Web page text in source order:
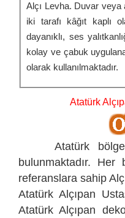
Alçı Levha. Duvar veya
iki tarafı kâğıt kaplı
dayanıklı, ses
kolay ve çabuk
olarak kullanılmaktadır.
Atatürk
Atatürk
bulunmaktadır.
referanslara sahip
Atatürk Alçıpan
Atatürk Alçıpan